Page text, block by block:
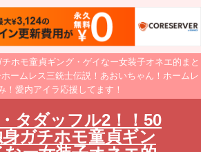
ホモ童貞ギング・ゲイなー女装子オネエ的まと
ームレス三銃士伝説！あおいちゃん！ホームレ
！愛内アイラ応援してます！
タダッフル2！！50
ガチホモ童貞ギン